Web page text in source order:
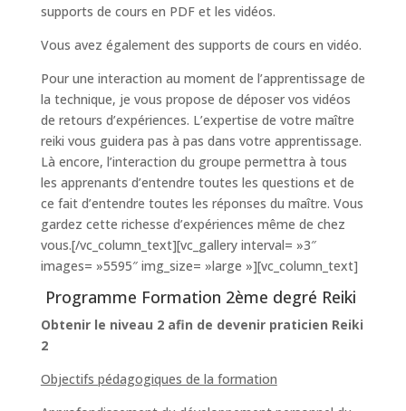
supports de cours en PDF et les vidéos.
Vous avez également des supports de cours en vidéo.
Pour une interaction au moment de l’apprentissage de
la technique, je vous propose de déposer vos vidéos
de retours d’expériences. L’expertise de votre maître
reiki vous guidera pas à pas dans votre apprentissage.
Là encore, l’interaction du groupe permettra à tous
les apprenants d’entendre toutes les questions et de
ce fait d’entendre toutes les réponses du maître. Vous
gardez cette richesse d’expériences même de chez
vous.[/vc_column_text][vc_gallery interval= »3″
images= »5595″ img_size= »large »][vc_column_text]
Programme Formation 2ème degré Reiki
Obtenir le niveau 2 afin de devenir praticien Reiki
2
Objectifs pédagogiques de la formation